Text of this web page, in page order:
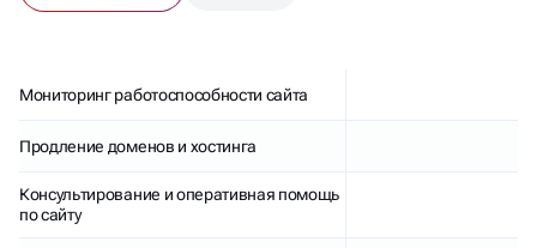
Мониторинг работоспособности сайта
Продление доменов и хостинга
Консультирование и оперативная помощь
по сайту